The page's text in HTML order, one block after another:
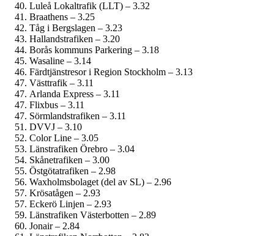
Luleå Lokaltrafik (LLT) – 3.32
Braathens – 3.25
Tåg i Bergslagen – 3.23
Hallandstrafiken – 3.20
Borås kommuns Parkering – 3.18
Wasaline – 3.14
Färdtjänstresor i Region Stockholm – 3.13
Västtrafik – 3.11
Arlanda Express – 3.11
Flixbus – 3.11
Sörmlandstrafiken – 3.11
DVVJ – 3.10
Color Line – 3.05
Länstrafiken Örebro – 3.04
Skånetrafiken – 3.00
Östgötatrafiken – 2.98
Waxholmsbolaget (del av SL) – 2.96
Krösatågen – 2.93
Eckerö Linjen – 2.93
Länstrafiken Västerbotten – 2.89
Jonair – 2.84